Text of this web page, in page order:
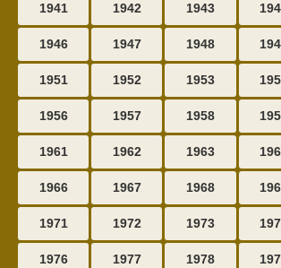
1941 1942 1943
1946 1947 1948
1951 1952 1953
1956 1957 1958
1961 1962 1963
1966 1967 1968
1971 1972 1973
1976 1977 1978